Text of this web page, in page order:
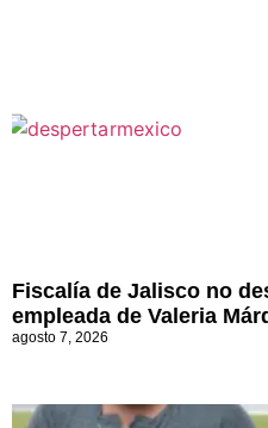
empleada de Valeria
agosto 7, 2026